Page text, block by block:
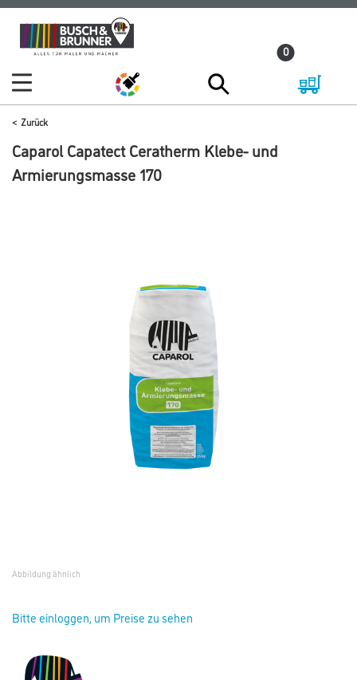
Zum
Inhalt
Zum
Navigationsmenü
0
Zurück
Caparol Capatect Ceratherm Klebe- und
Armierungsmasse 170
Abbildung ähnlich
Bitte einloggen, um Preise zu sehen